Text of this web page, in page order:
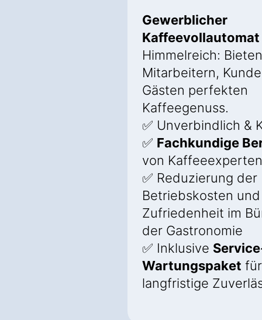
Gewerblicher
Kaffeevollautomat
Himmelreich:
Mitarbeitern,
Gästen perfekten
Kaffeegenuss.
✅ Unverbindlich &
✅ Fachkundige
von Kaffeeexperten
✅ Reduzierung der
Betriebskosten
Zufriedenheit im
der Gastronomie
✅ Inklusive
Wartungspaket für
langfristige